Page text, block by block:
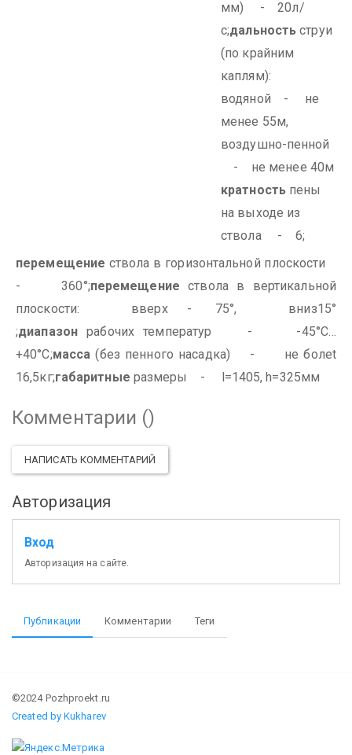
мм) - 20л/
с;дальность струи
(по крайним
каплям):
водяной - не
менее 55м,
воздушно-пенной
- не менее 40м
кратностьпены
на выходе из
ствола - 6;
перемещение ствола в горизонтальной плоскости
- 360°;перемещение ствола в вертикальной
плоскости: вверх - 75°,
вниз15°
;диапазонрабочих температур - -45°С…
+40°С;масса (без пенного насадка) - не болеt
16,5кг;габаритные размеры - l=1405, h=325мм
Комментарии ()
НАПИСАТЬ КОММЕНТАРИЙ
Авторизация
Вход
Авторизация на сайте.
Публикации Комментарии Теги
©2024 Pozhproekt.ru
Created by Kukharev